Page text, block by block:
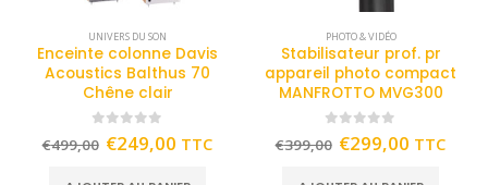
UNIVERS DU SON
Enceinte colonne Davis
Acoustics Balthus 70
Chêne clair
out of 5
€499,00 €249,00 TTC
PHOTO & VIDÉO
Stabilisateur prof. pr
appareil photo compact
MANFROTTO MVG300
out of 5
€399,00 €299,00 TTC